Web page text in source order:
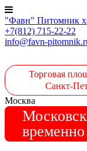
"Фавн" Питомник
+7(812) 715-22-22
info@favn-
Торговая
Санкт-
Москва
временно